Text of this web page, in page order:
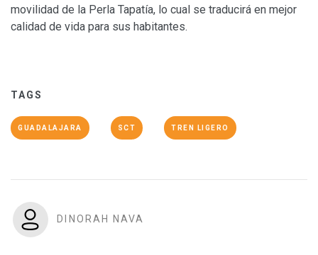
movilidad de la Perla Tapatía, lo cual se traducirá en mejor
calidad de vida para sus habitantes.
TAGS
GUADALAJARA SCT TREN LIGERO
DINORAH NAVA